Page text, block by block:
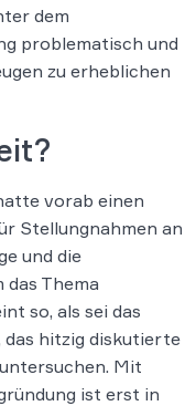
dem
problematisch und
zu erheblichen
vorab einen
Stellungnahmen an
und die
Thema
so, als sei das
hitzig diskutierte
Mit
ist erst in